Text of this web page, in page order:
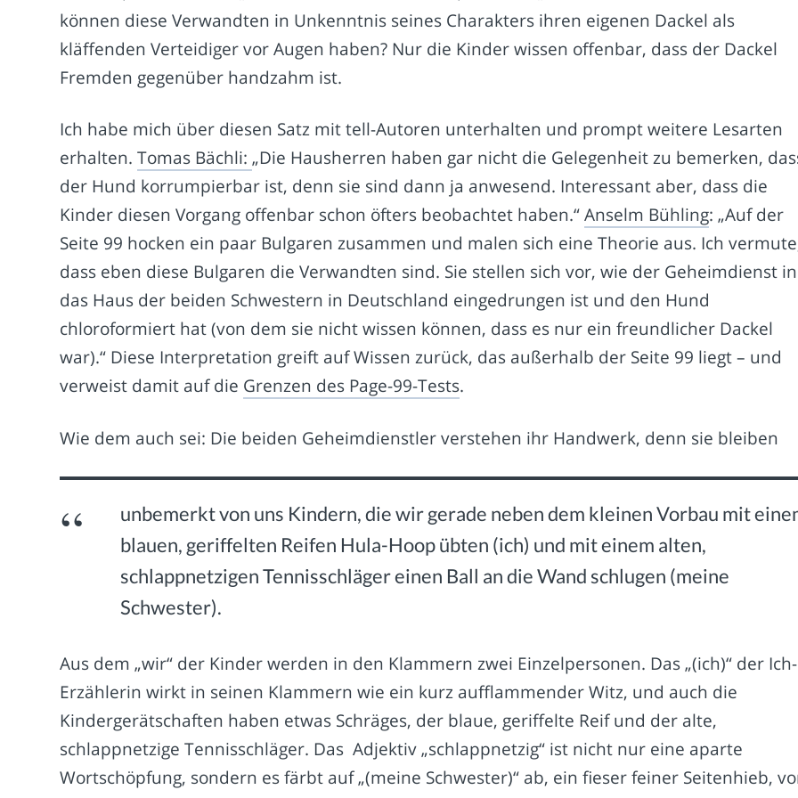
können diese Verwandten in Unkenntnis seines Charakters ihren eigenen Dackel als
kläffenden Verteidiger vor Augen haben? Nur die Kinder wissen offenbar, dass der Dackel
Fremden gegenüber handzahm ist.
Ich habe mich über diesen Satz mit tell-Autoren unterhalten und prompt weitere Lesarten
erhalten.Tomas Bächli:„Die Hausherren haben gar nicht die Gelegenheit zu bemerken,
der Hund korrumpierbar ist, denn sie sind dann ja anwesend. Interessant aber, dass die
Kinder diesen Vorgang offenbar schon öfters beobachtet haben.“Anselm Bühling: „Auf der
Seite 99 hocken ein paar Bulgaren zusammen und malen sich eine Theorie aus. Ich
dass eben diese Bulgaren die Verwandten sind. Sie stellen sich vor, wie der Geheimdienst in
das Haus der beiden Schwestern in Deutschland eingedrungen ist und den Hund
chloroformiert hat (von dem sie nicht wissen können, dass es nur ein freundlicher Dackel
war).“ Diese Interpretation greift auf Wissen zurück, das außerhalb der Seite 99 liegt – und
verweist damit auf die Grenzen des Page-99-Tests.
Wie dem auch sei: Die beiden Geheimdienstler verstehen ihr Handwerk, denn sie bleiben
unbemerkt von uns Kindern, die wir gerade neben dem kleinen Vorbau mit
blauen, geriffelten Reifen Hula-Hoop übten (ich) und mit einem alten,
schlappnetzigen Tennisschläger einen Ball an die Wand schlugen (meine
Schwester).
Aus dem „wir“ der Kinder werden in den Klammern zwei Einzelpersonen. Das „(ich)“ der Ich-
Erzählerin wirkt in seinen Klammern wie ein kurz aufflammender Witz, und auch die
Kindergerätschaften haben etwas Schräges, der blaue, geriffelte Reif und der alte,
schlappnetzige Tennisschläger. Das Adjektiv „schlappnetzig“ ist nicht nur eine aparte
Wortschöpfung, sondern es färbt auf „(meine Schwester)“ ab, ein fieser feiner Seitenhieb,